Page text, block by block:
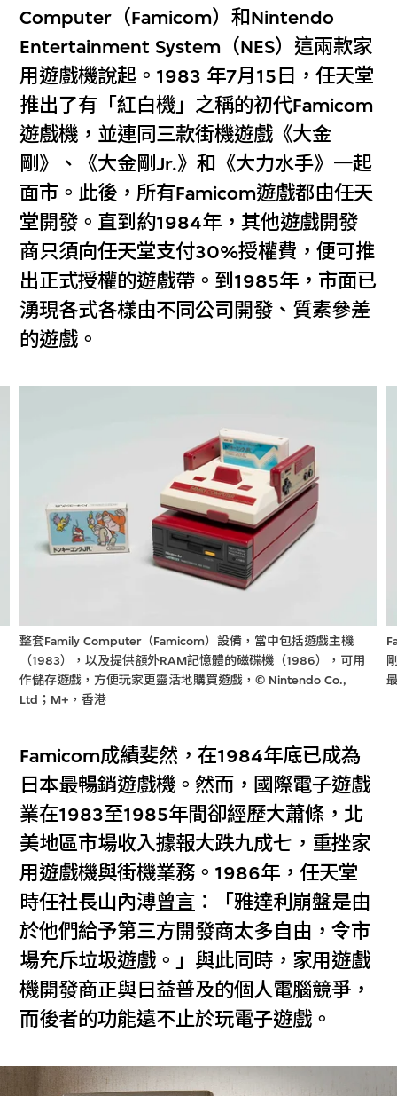
Computer（Famicom）和Nintendo
Entertainment System（NES）這兩款家
用遊戲機說起。1983 年7月15日，任天堂
推出了有「紅白機」之稱的初代Famicom
遊戲機，並連同三款街機遊戲《大金
剛》、《大金剛Jr.》和《大力水手》一起
面市。此後，所有Famicom遊戲都由任天
堂開發。直到約1984年，其他遊戲開發
商只須向任天堂支付30%授權費，便可推
出正式授權的遊戲帶。到1985年，市面已
湧現各式各樣由不同公司開發、質素參差
的遊戲。
整套Family Computer（Famicom）設備，當中包括遊戲主機
（1983），以及提供額外RAM記憶體的磁碟機（1986），可用
作儲存遊戲，方便玩家更靈活地購買遊戲，© Nintendo Co.,
Ltd；M+，香港
Famicom成績斐然，在1984年底已成為
日本最暢銷遊戲機。然而，國際電子遊戲
業在1983至1985年間卻經歷大蕭條，北
美地區市場收入據報大跌九成七，重挫家
用遊戲機與街機業務。1986年，任天堂
時任社長山內溥曾言 ：「雅達利崩盤是由
於他們給予第三方開發商太多自由，令市
場充斥垃圾遊戲。」與此同時，家用遊戲
機開發商正與日益普及的個人電腦競爭，
而後者的功能遠不止於玩電子遊戲。